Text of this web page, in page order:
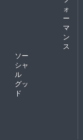
ォ
ー
マ
ン
ス
ソー
シャ
ル
グッ
ド